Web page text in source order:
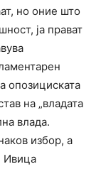
но оние што
ја прават
опозициската
на „владата
влада.
избор, а
Ивица